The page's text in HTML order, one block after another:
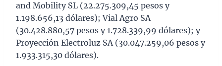
and Mobility SL (22.275.309,45 pesos y
1.198.656,13 dólares); Vial Agro SA
(30.428.880,57 pesos y 1.728.339,99 dólares); y
Proyección Electroluz SA (30.047.259,06 pesos y
1.933.315,30 dólares).